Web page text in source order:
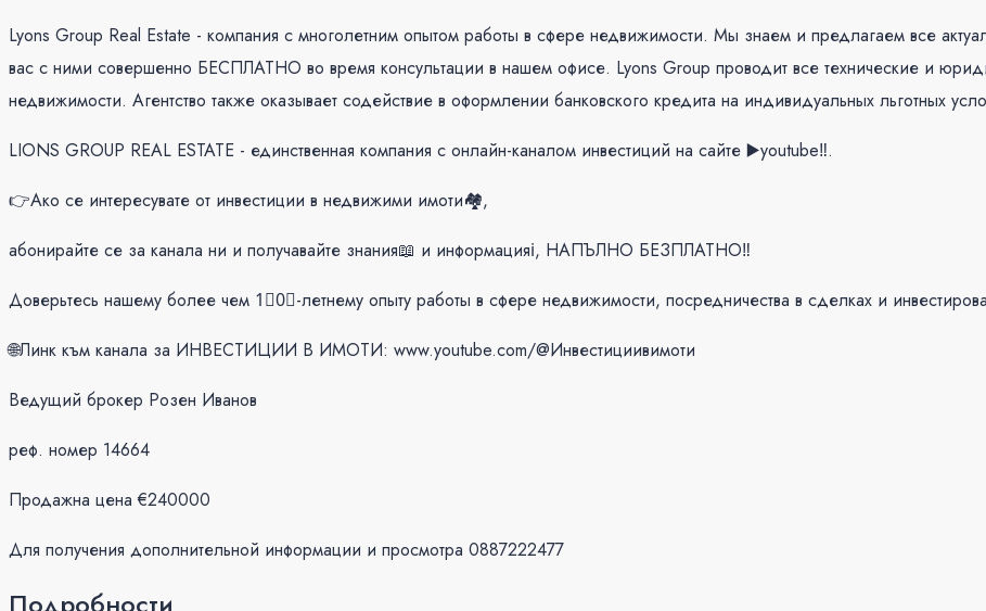
Lyons Group Real Estate - компания с многолетним опытом работы в сфере недвижимости. Мы знаем и предлагаем все
вас с ними совершенно БЕСПЛАТНО во время консультации в нашем офисе. Lyons Group проводит все технические и
недвижимости. Агентство также оказывает содействие в оформлении банковского кредита на индивидуальных льготных
LIONS GROUP REAL ESTATE - единственная компания с онлайн-каналом инвестиций на сайте ▶️youtube‼.
👉Ако се интересувате от инвестиции в недвижими имоти🏘,
aбонирайте се за канала ни и получавайте знания📖 и информацияℹ, НАПЪЛНО БЕЗПЛАТНО‼️
Доверьтесь нашему более чем 1⃣0⃣-летнему опыту работы в сфере недвижимости, посредничества в сделках и
🌐Линк към канала за ИНВЕСТИЦИИ В ИМОТИ: www.youtube.com/@Инвестициивимоти
Ведущий брокер Розен Иванов
реф. номер 14664
Продажна цена €240000
Для получения дополнительной информации и просмотра 0887222477